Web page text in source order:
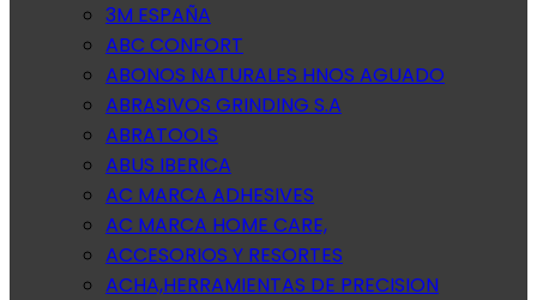
3M ESPAÑA
ABC CONFORT
ABONOS NATURALES HNOS AGUADO
ABRASIVOS GRINDING S.A
ABRATOOLS
ABUS IBERICA
AC MARCA ADHESIVES
AC MARCA HOME CARE,
ACCESORIOS Y RESORTES
ACHA,HERRAMIENTAS DE PRECISION